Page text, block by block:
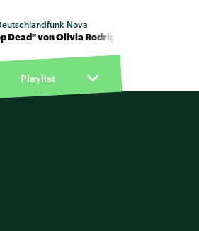
Nova
Olivia Rodrigo · "Drop Dead" von
Playlist